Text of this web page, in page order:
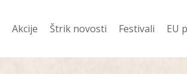
Akcije Štrik novosti Festivali EU